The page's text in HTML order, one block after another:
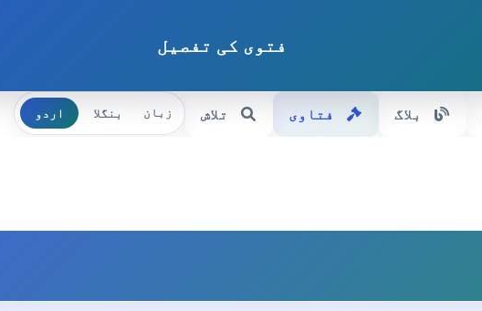
فتوی کی تفصیل
بلاگ فتاوی تلاش زبان بنگلا اردو